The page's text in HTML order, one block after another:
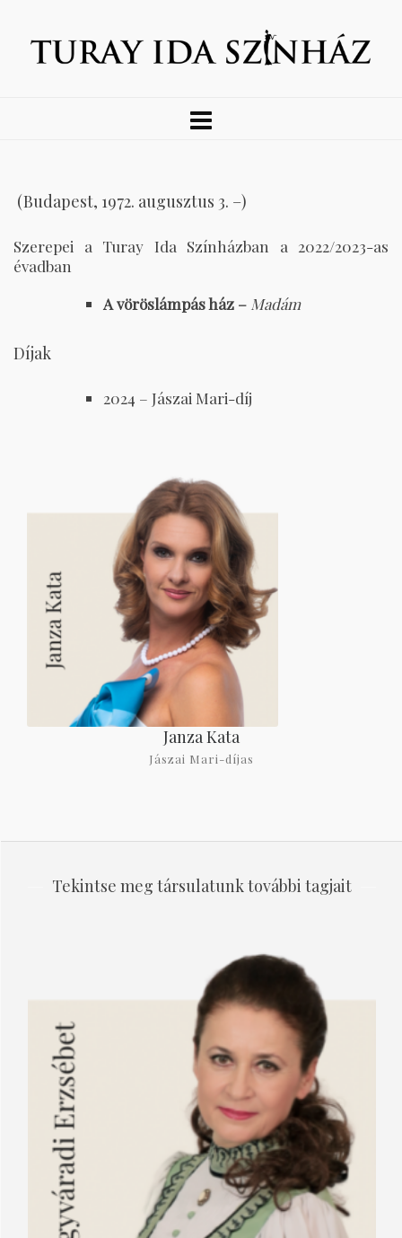
(Budapest, 1972. augusztus 3. –)
Szerepei a Turay Ida Színházban a 2022/2023-as
évadban
A vöröslámpás ház – Madám
Díjak
2024 – Jászai Mari-díj
Janza Kata
Jászai Mari-díjas
Tekintse meg társulatunk további tagjait